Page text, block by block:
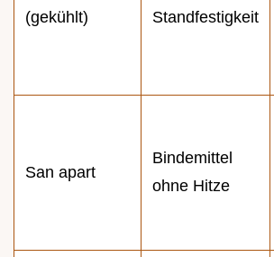
(gekühlt)
Standfestigkeit
San apart
Bindemittel
ohne Hitze